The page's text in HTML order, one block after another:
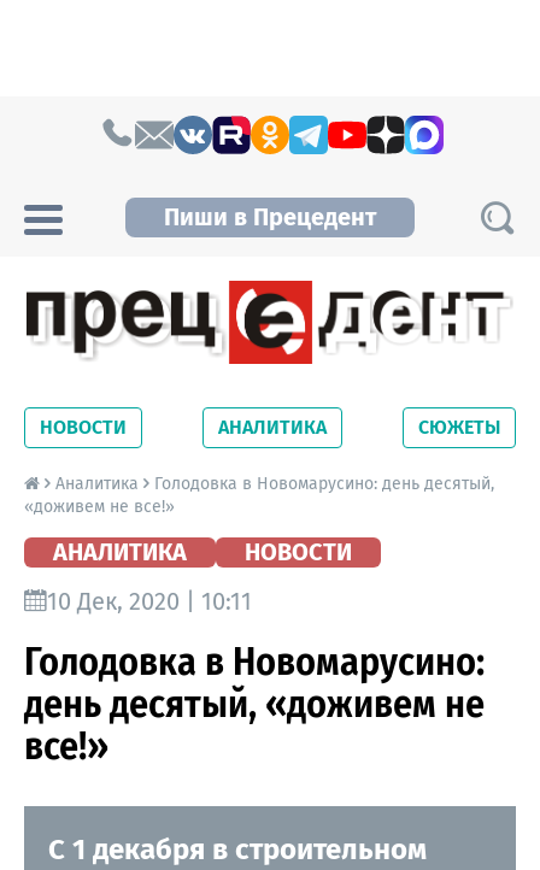
Пиши в Прецедент
Новосибирской области. Читайте свежие
новости на сайте сетевого издания
Precedent.
НОВОСТИ АНАЛИТИКА СЮЖЕТЫ
Аналитика
Голодовка в Новомарусино: день десятый,
«доживем не все!»
АНАЛИТИКА
НОВОСТИ
10 Дек, 2020 | 10:11
Голодовка в Новомарусино:
день десятый, «доживем не
все!»
С 1 декабря в строительном